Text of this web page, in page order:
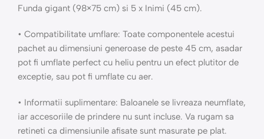
Funda gigant (98×75 cm) si 5 x Inimi (45 cm).
• Compatibilitate umflare: Toate componentele acestui
pachet au dimensiuni generoase de peste 45 cm, asadar
pot fi umflate perfect cu heliu pentru un efect plutitor de
exceptie, sau pot fi umflate cu aer.
• Informatii suplimentare: Baloanele se livreaza neumflate,
iar accesoriile de prindere nu sunt incluse. Va rugam sa
retineti ca dimensiunile afisate sunt masurate pe plat.